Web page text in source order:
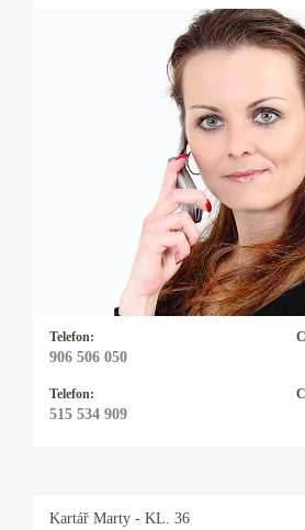
Telefon:
906 506 050
Telefon:
515 534 909
Kartářka
Řešíte vztahy, lásku, peníze,
něco jiného? Mým oblíbeným
karty - mariášové, tarotové,
věštím také z kamenných
energie
Kartář Marty - KL. 36